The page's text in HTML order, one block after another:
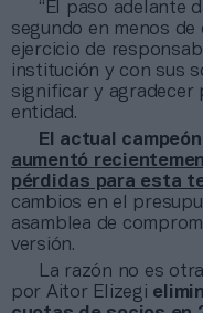
“El paso adelante
segundo en menos
ejercicio de
institución y con sus
significar y agradecer
entidad.
El actual
aumentó
pérdidas para esta
cambios en el
asamblea de
versión.
La razón no es
por Aitor Elizegi